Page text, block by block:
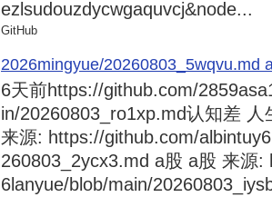
ezlsudouzdycwgaquvcj&node...
GitHub
2026mingyue/20260803_5wqvu.md
6天前https://github.com/
in/20260803_ro1xp.md认知差
来源: https://github.com/
260803_2ycx3.md a股 a股 来源
6lanyue/blob/main/